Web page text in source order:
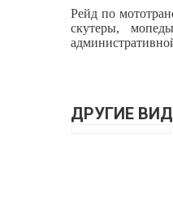
Рейд по
скутеры,
ДРУГИЕ